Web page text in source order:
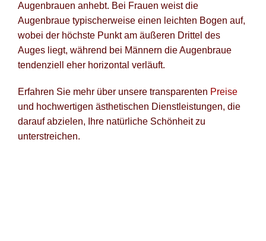
Augenbrauen anhebt. Bei Frauen weist die
Augenbraue typischerweise einen leichten Bogen auf,
wobei der höchste Punkt am äußeren Drittel des
Auges liegt, während bei Männern die Augenbraue
tendenziell eher horizontal verläuft.
Erfahren Sie mehr über unsere transparenten Preise
und hochwertigen ästhetischen Dienstleistungen, die
darauf abzielen, Ihre natürliche Schönheit zu
unterstreichen.